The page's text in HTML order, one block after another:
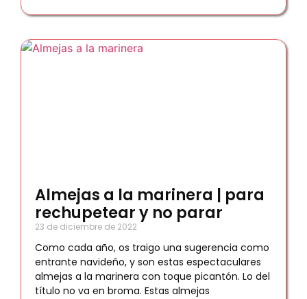
Almejas a la marinera | para
rechupetear y no parar
23 de diciembre de 2022
Como cada año, os traigo una sugerencia como
entrante navideño, y son estas espectaculares
almejas a la marinera con toque picantón. Lo del
título no va en broma. Estas almejas